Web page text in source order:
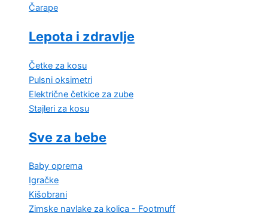
Čarape
Lepota i zdravlje
Četke za kosu
Pulsni oksimetri
Električne četkice za zube
Stajleri za kosu
Sve za bebe
Baby oprema
Igračke
Kišobrani
Zimske navlake za kolica - Footmuff